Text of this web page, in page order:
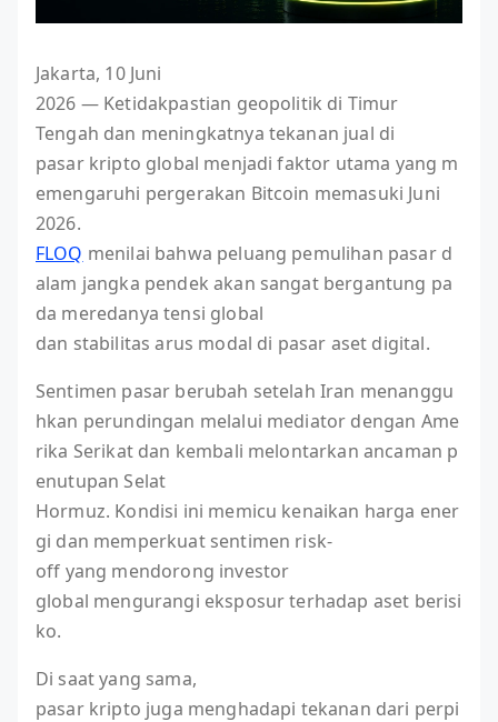
Jakarta, 10 Juni
2026 — Ketidakpastian geopolitik di Timur
Tengah dan meningkatnya tekanan jual di
pasar kripto global menjadi faktor utama yang m
emengaruhi pergerakan Bitcoin memasuki Juni
2026.
FLOQ menilai bahwa peluang pemulihan pasar d
alam jangka pendek akan sangat bergantung pa
da meredanya tensi global
dan stabilitas arus modal di pasar aset digital.
Sentimen pasar berubah setelah Iran menanggu
hkan perundingan melalui mediator dengan Ame
rika Serikat dan kembali melontarkan ancaman p
enutupan Selat
Hormuz. Kondisi ini memicu kenaikan harga ener
gi dan memperkuat sentimen risk-
off yang mendorong investor
global mengurangi eksposur terhadap aset berisi
ko.
Di saat yang sama,
pasar kripto juga menghadapi tekanan dari perpi